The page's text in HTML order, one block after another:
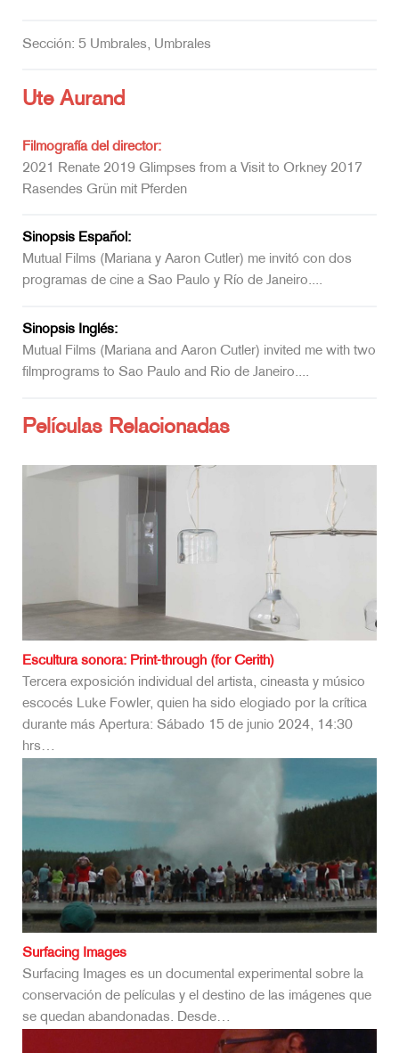
Sección: 5 Umbrales, Umbrales
Ute Aurand
Filmografía del director:
2021 Renate 2019 Glimpses from a Visit to Orkney 2017
Rasendes Grün mit Pferden
Sinopsis Español:
Mutual Films (Mariana y Aaron Cutler) me invitó con dos
programas de cine a Sao Paulo y Río de Janeiro....
Sinopsis Inglés:
Mutual Films (Mariana and Aaron Cutler) invited me with two
filmprograms to Sao Paulo and Rio de Janeiro....
Películas Relacionadas
Escultura sonora: Print-through (for Cerith)
Tercera exposición individual del artista, cineasta y músico
escocés Luke Fowler, quien ha sido elogiado por la crítica
durante más Apertura: Sábado 15 de junio 2024, 14:30
hrs…
Surfacing Images
Surfacing Images es un documental experimental sobre la
conservación de películas y el destino de las imágenes que
se quedan abandonadas. Desde…